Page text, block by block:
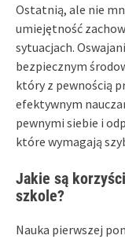
Ostatnią, ale nie
umiejętność
sytuacjach.
bezpiecznym
który z pewnością
efektywnym
pewnymi siebie i
które wymagają
Jakie są
szkole?
Nauka pierwszej